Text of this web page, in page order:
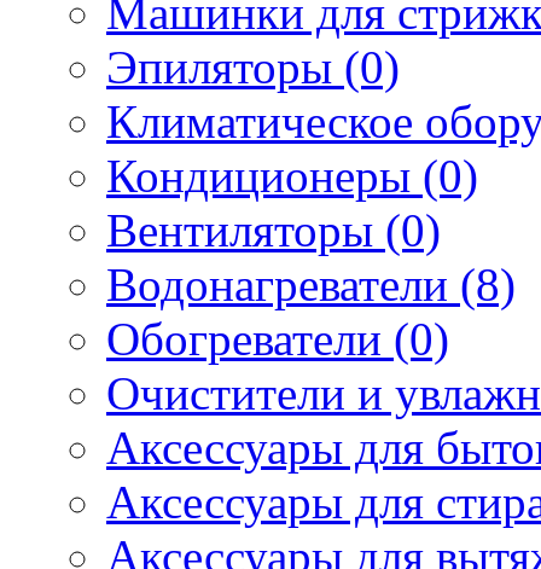
Машинки для
Эпиляторы (0)
Климатическое
Кондиционеры (0)
Вентиляторы (0)
Водонагреватели (8)
Обогреватели (0)
Очистители и
Аксессуары для
Аксессуары для
Аксессуары для